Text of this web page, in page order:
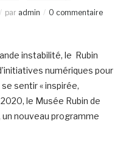
par admin 0 commentaire
instabilité, le Rubin
numériques pour
sentir « inspirée,
le Musée Rubin de
un nouveau programme